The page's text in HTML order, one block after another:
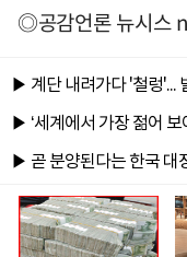
◎공감언론 뉴시스